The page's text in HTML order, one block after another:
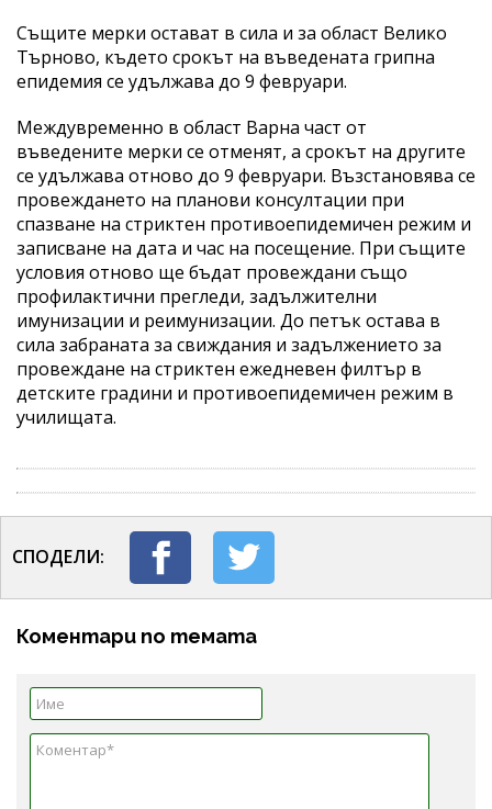
Същите мерки остават в сила и за област Велико
Търново, където срокът на въведената грипна
епидемия се удължава до 9 февруари.
Междувременно в област Варна част от
въведените мерки се отменят, а срокът на другите
се удължава отново до 9 февруари. Възстановява се
провеждането на планови консултации при
спазване на стриктен противоепидемичен режим и
записване на дата и час на посещение. При същите
условия отново ще бъдат провеждани също
профилактични прегледи, задължителни
имунизации и реимунизации. До петък остава в
сила забраната за свиждания и задължението за
провеждане на стриктен ежедневен филтър в
детските градини и противоепидемичен режим в
училищата.
СПОДЕЛИ:
Коментари по темата